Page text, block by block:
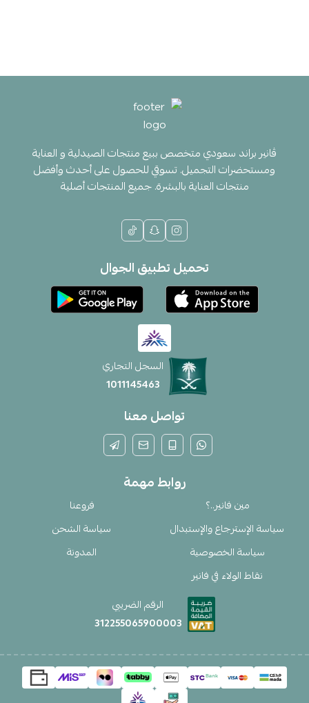
ڤانير براند سعودي متخصص ببيع منتجات الصيدلية و العناية
ومستحضرات التجميل. تسوقي للحصول على أحدث وأفضل
منتجات العناية بالبشرة. جميع المنتجات أصلية
تحميل تطبيق الجوال
السجل التجاري
1011145463
تواصل معنا
روابط مهمة
مين فانير..؟
فروعنا
سياسة الإسترجاع والإستبدال
سياسة الشحن
سياسة الخصوصية
المدونة
نقاط الولاء في فانير
الرقم الضريبي
312255065900003